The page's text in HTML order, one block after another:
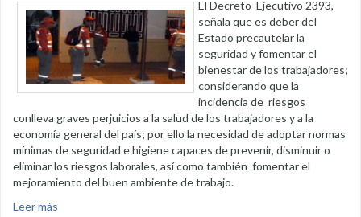
El Decreto Ejecutivo 2393,
señala que es deber del
Estado precautelar la
seguridad y fomentar el
bienestar de los trabajadores;
considerando que la
incidencia de riesgos
conlleva graves perjuicios a la salud de los trabajadores y a la
economía general del país; por ello la necesidad de adoptar normas
mínimas de seguridad e higiene capaces de prevenir, disminuir o
eliminar los riesgos laborales, así como también fomentar el
mejoramiento del buen ambiente de trabajo.
Leer más